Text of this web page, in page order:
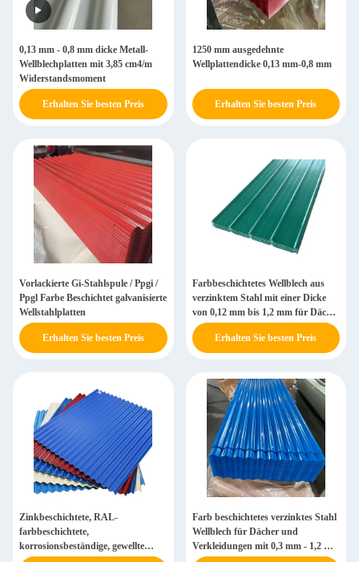
0,13 mm - 0,8 mm dicke Metall-
Wellblechplatten mit 3,85 cm4/m
Widerstandsmoment
Erhalten Sie besten Preis
1250 mm ausgedehnte
Wellplattendicke 0,13 mm-0,8 mm
Erhalten Sie besten Preis
Vorlackierte Gi-Stahlspule / Ppgi /
Ppgl Farbe Beschichtet galvanisierte
Wellstahlplatten
Erhalten Sie besten Preis
Farbbeschichtetes Wellblech aus
verzinktem Stahl mit einer Dicke
von 0,12 mm bis 1,2 mm für Dächer
und Wandverkleidungen mit
individuellen RAL-Farben
Erhalten Sie besten Preis
Zinkbeschichtete, RAL-
farbbeschichtete,
korrosionsbeständige, gewellte
Farb beschichtetes verzinktes Stahl
Wellblech für Dächer und
Verkleidungen mit 0,3 mm - 1,2 mm